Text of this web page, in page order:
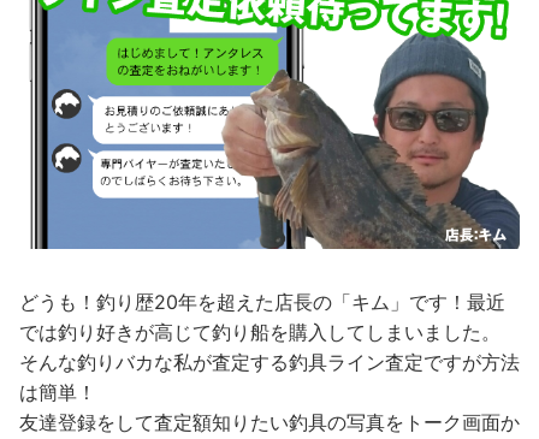
どうも！釣り歴20年を超えた店長の「キム」です！最近
では釣り好きが高じて釣り船を購入してしまいました。
そんな釣りバカな私が査定する釣具ライン査定ですが方法
は簡単！
友達登録をして査定額知りたい釣具の写真をトーク画面か